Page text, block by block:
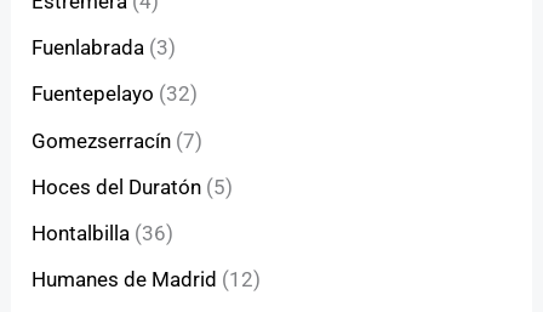
Fuenlabrada (3)
Fuentepelayo (32)
Gomezserracín (7)
Hoces del Duratón (5)
Hontalbilla (36)
Humanes de Madrid (12)